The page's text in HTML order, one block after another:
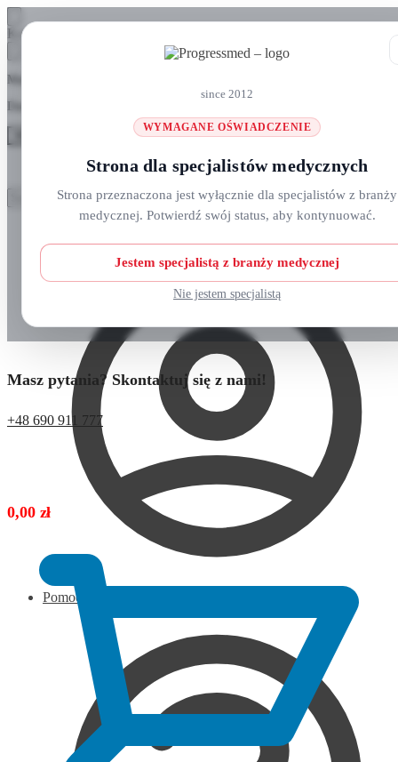
since 2012
WYMAGANE OŚWIADCZENIE
Strona dla specjalistów medycznych
Strona przeznaczona jest wyłącznie dla specjalistów z branży
medycznej. Potwierdź swój status, aby kontynuować.
Jestem specjalistą z branży medycznej
Nie jestem specjalistą
Skip
navigation
Skip
content
Koszyk
Masz pytania? Zadzwoń do nas: +48 690 911 777
Szukaj
Pomoc
Szukaj
O nas
Kursy i wydarzenia
Masz pytania? Skontaktuj się z nami!
+48 690 911 777
0,00 zł